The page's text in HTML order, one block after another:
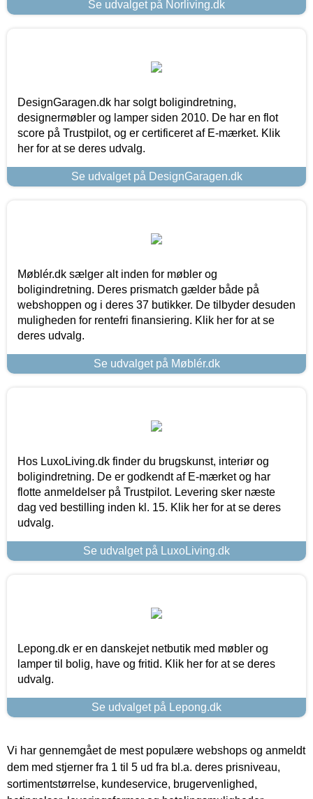
Se udvalget på Norliving.dk
DesignGaragen.dk har solgt boligindretning,
designermøbler og lamper siden 2010. De har en flot
score på Trustpilot, og er certificeret af E-mærket. Klik
her for at se deres udvalg.
Se udvalget på DesignGaragen.dk
Møblér.dk sælger alt inden for møbler og
boligindretning. Deres prismatch gælder både på
webshoppen og i deres 37 butikker. De tilbyder desuden
muligheden for rentefri finansiering. Klik her for at se
deres udvalg.
Se udvalget på Møblér.dk
Hos LuxoLiving.dk finder du brugskunst, interiør og
boligindretning. De er godkendt af E-mærket og har
flotte anmeldelser på Trustpilot. Levering sker næste
dag ved bestilling inden kl. 15. Klik her for at se deres
udvalg.
Se udvalget på LuxoLiving.dk
Lepong.dk er en danskejet netbutik med møbler og
lamper til bolig, have og fritid. Klik her for at se deres
udvalg.
Se udvalget på Lepong.dk
Vi har gennemgået de mest populære webshops og anmeldt
dem med stjerner fra 1 til 5 ud fra bl.a. deres prisniveau,
sortimentstørrelse, kundeservice, brugervenlighed,